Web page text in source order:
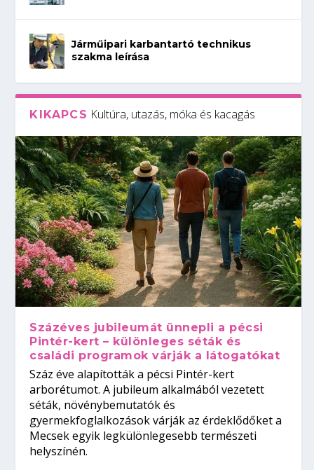
Járműipari karbantartó technikus
szakma leírása
KIKAPCS Kultúra, utazás, móka és kacagás
Százéves jubileumát ünnepli a pécsi
Pintér-kert – különleges séták és
családi programok várják a látogatókat
Száz éve alapították a pécsi Pintér-kert
arborétumot. A jubileum alkalmából vezetett
séták, növénybemutatók és
gyermekfoglalkozások várják az érdeklődőket a
Mecsek egyik legkülönlegesebb természeti
helyszínén.